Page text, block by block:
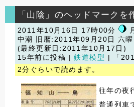
「山陰」のヘッドマークを
2011年10月16日 17時00分
中潮
旧暦:2011年09月20日 六
(最終更新日:2011年10月17日)
15年前に投稿 |鉄道模型
| 「
2分ぐらいで読めます。
往年の夜
普通列車